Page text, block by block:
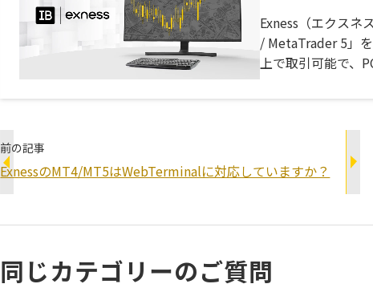
Exness（エクス
/ MetaTrader 5」
上で取引可能で、
前の記事
ExnessのMT4/MT5はWebTerminalに対応していますか？
同じカテゴリーのご質問